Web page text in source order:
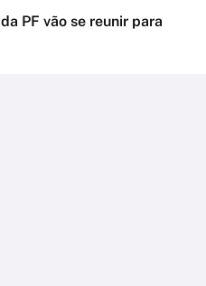
PF vão se reunir para